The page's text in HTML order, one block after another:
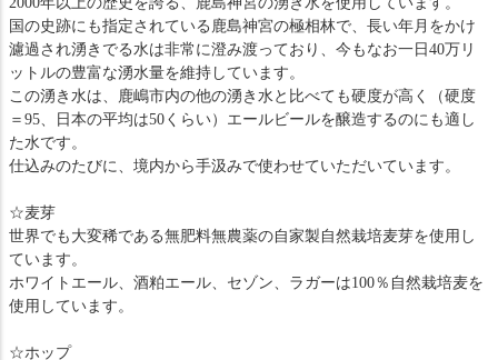
国の史跡にも指定されている鹿島神宮の極相林で、長い年月をかけ
濾過され湧きでる水は非常に澄み渡っており、今もなお一日40万リ
ットルの豊富な湧水量を維持しています。
この湧き水は、鹿嶋市内の他の湧き水と比べても硬度が高く（硬度
＝95、日本の平均は50くらい）エールビールを醸造するのにも適し
た水です。
仕込みのたびに、境内から手汲みで使わせていただいています。
☆麦芽
世界でも大変稀である無肥料無農薬の自家製自然栽培麦芽を使用し
ています。
ホワイトエール、酒粕エール、セゾン、ラガーは100％自然栽培麦を
使用しています。
☆ホップ